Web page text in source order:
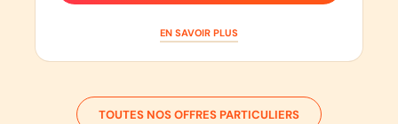
EN SAVOIR PLUS
TOUTES NOS OFFRES PARTICULIERS